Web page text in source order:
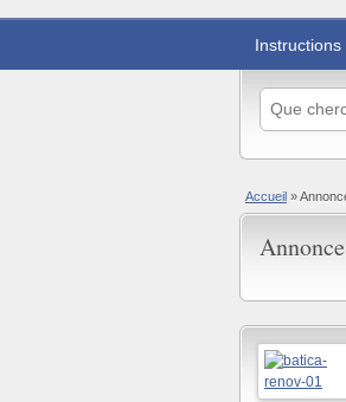
Instructions
Accueil »